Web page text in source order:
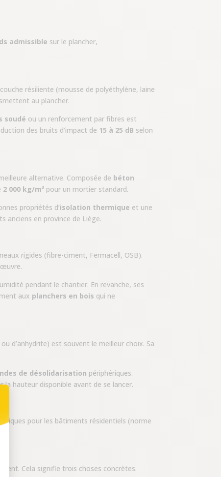
admissible sur le plancher,
résiliente (mousse de polyéthylène, laine
au plancher.
soudé ou un renforcement par fibres est
des bruits d’impact de 15 à 25 dB selon
alternative. Composée de béton
2 000 kg/m³ pour un mortier standard.
propriétés d’isolation thermique et une
anciens en province de Liège.
rigides (fibre-ciment, Fermacell, OSB).
pendant le chantier. En revanche, ses
aux planchers en bois qui ne
d’anhydrite) est souvent le meilleur choix. Sa
de désolidarisation périphériques.
la hauteur disponible avant de se lancer.
pour les bâtiments résidentiels (norme
Cela signifie trois choses concrètes.